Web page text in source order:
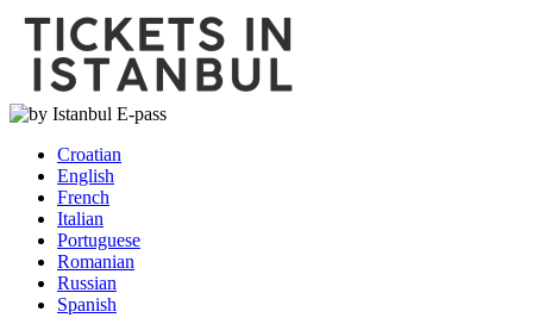
Croatian
English
French
Italian
Portuguese
Romanian
Russian
Spanish